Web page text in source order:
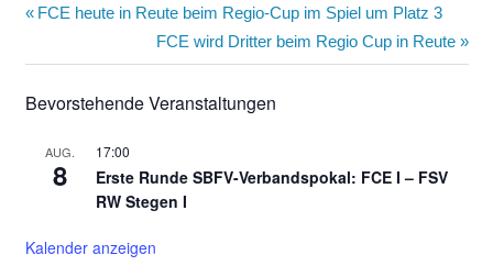
Beitragsnavigation
Vorheriger
FCE heute in Reute beim Regio-Cup im Spiel um Platz 3
Nächster
Beitrag:
FCE wird Dritter beim Regio Cup in Reute
Bevorstehende Veranstaltungen
AUG.
8
17:00
Erste Runde SBFV-Verbandspokal: FCE I – FSV
RW Stegen I
Kalender anzeigen